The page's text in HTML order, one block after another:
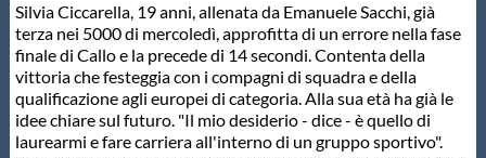
Privacy
Cookie Policy
Silvia Ciccarella, 19 anni, allenata da Emanuele Sacchi, già
terza nei 5000 di mercoledì, approfitta di un errore nella fase
finale di Callo e la precede di 14 secondi. Contenta della
vittoria che festeggia con i compagni di squadra e della
qualificazione agli europei di categoria. Alla sua età ha già le
idee chiare sul futuro. "Il mio desiderio - dice - è quello di
laurearmi e fare carriera all'interno di un gruppo sportivo".